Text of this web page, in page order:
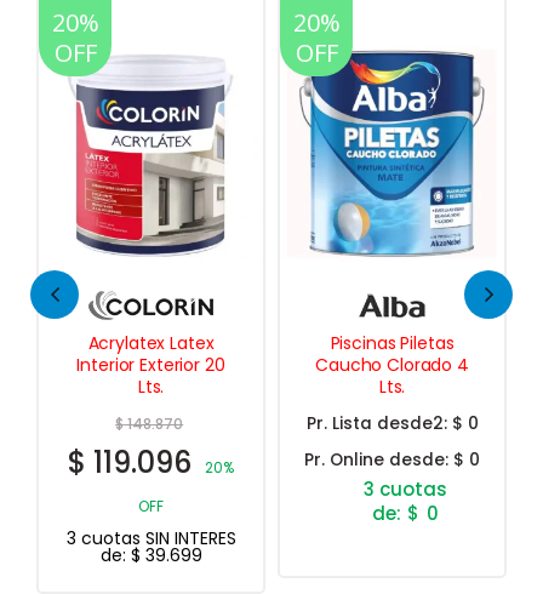
20%
OFF
Piscinas Piletas
Caucho Clorado 4
Lts.
Pr. Lista desde2:
Pr. Online desde:$ 0
20%
OFF
Pizarrones Pintura
Sintética Mate 1 Lt.